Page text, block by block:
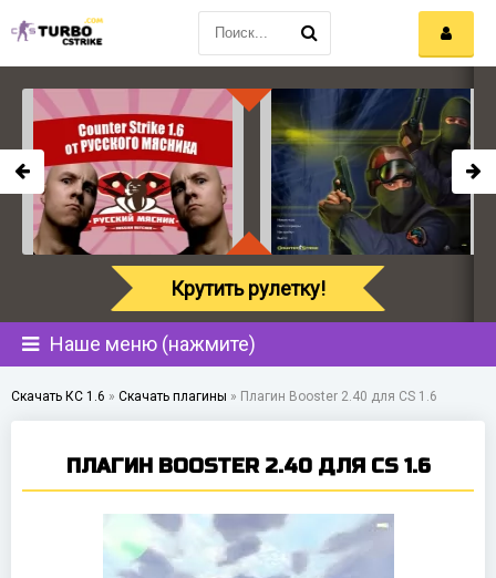
Наше меню (нажмите)
Скачать КС 1.6 » Скачать плагины » Плагин Booster 2.40 для CS 1.6
ПЛАГИН BOOSTER 2.40 ДЛЯ CS 1.6
Крутить рулетку!